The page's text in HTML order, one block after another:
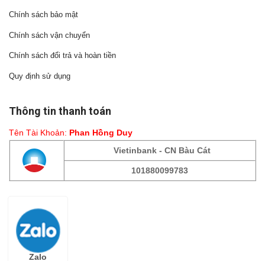
Chính sách bảo mật
Chính sách vận chuyển
Chính sách đổi trả và hoàn tiền
Quy định sử dụng
Thông tin thanh toán
Tên Tài Khoản: Phan Hồng Duy
Vietinbank - CN Bàu Cát
101880099783
Fanpage
Zalo